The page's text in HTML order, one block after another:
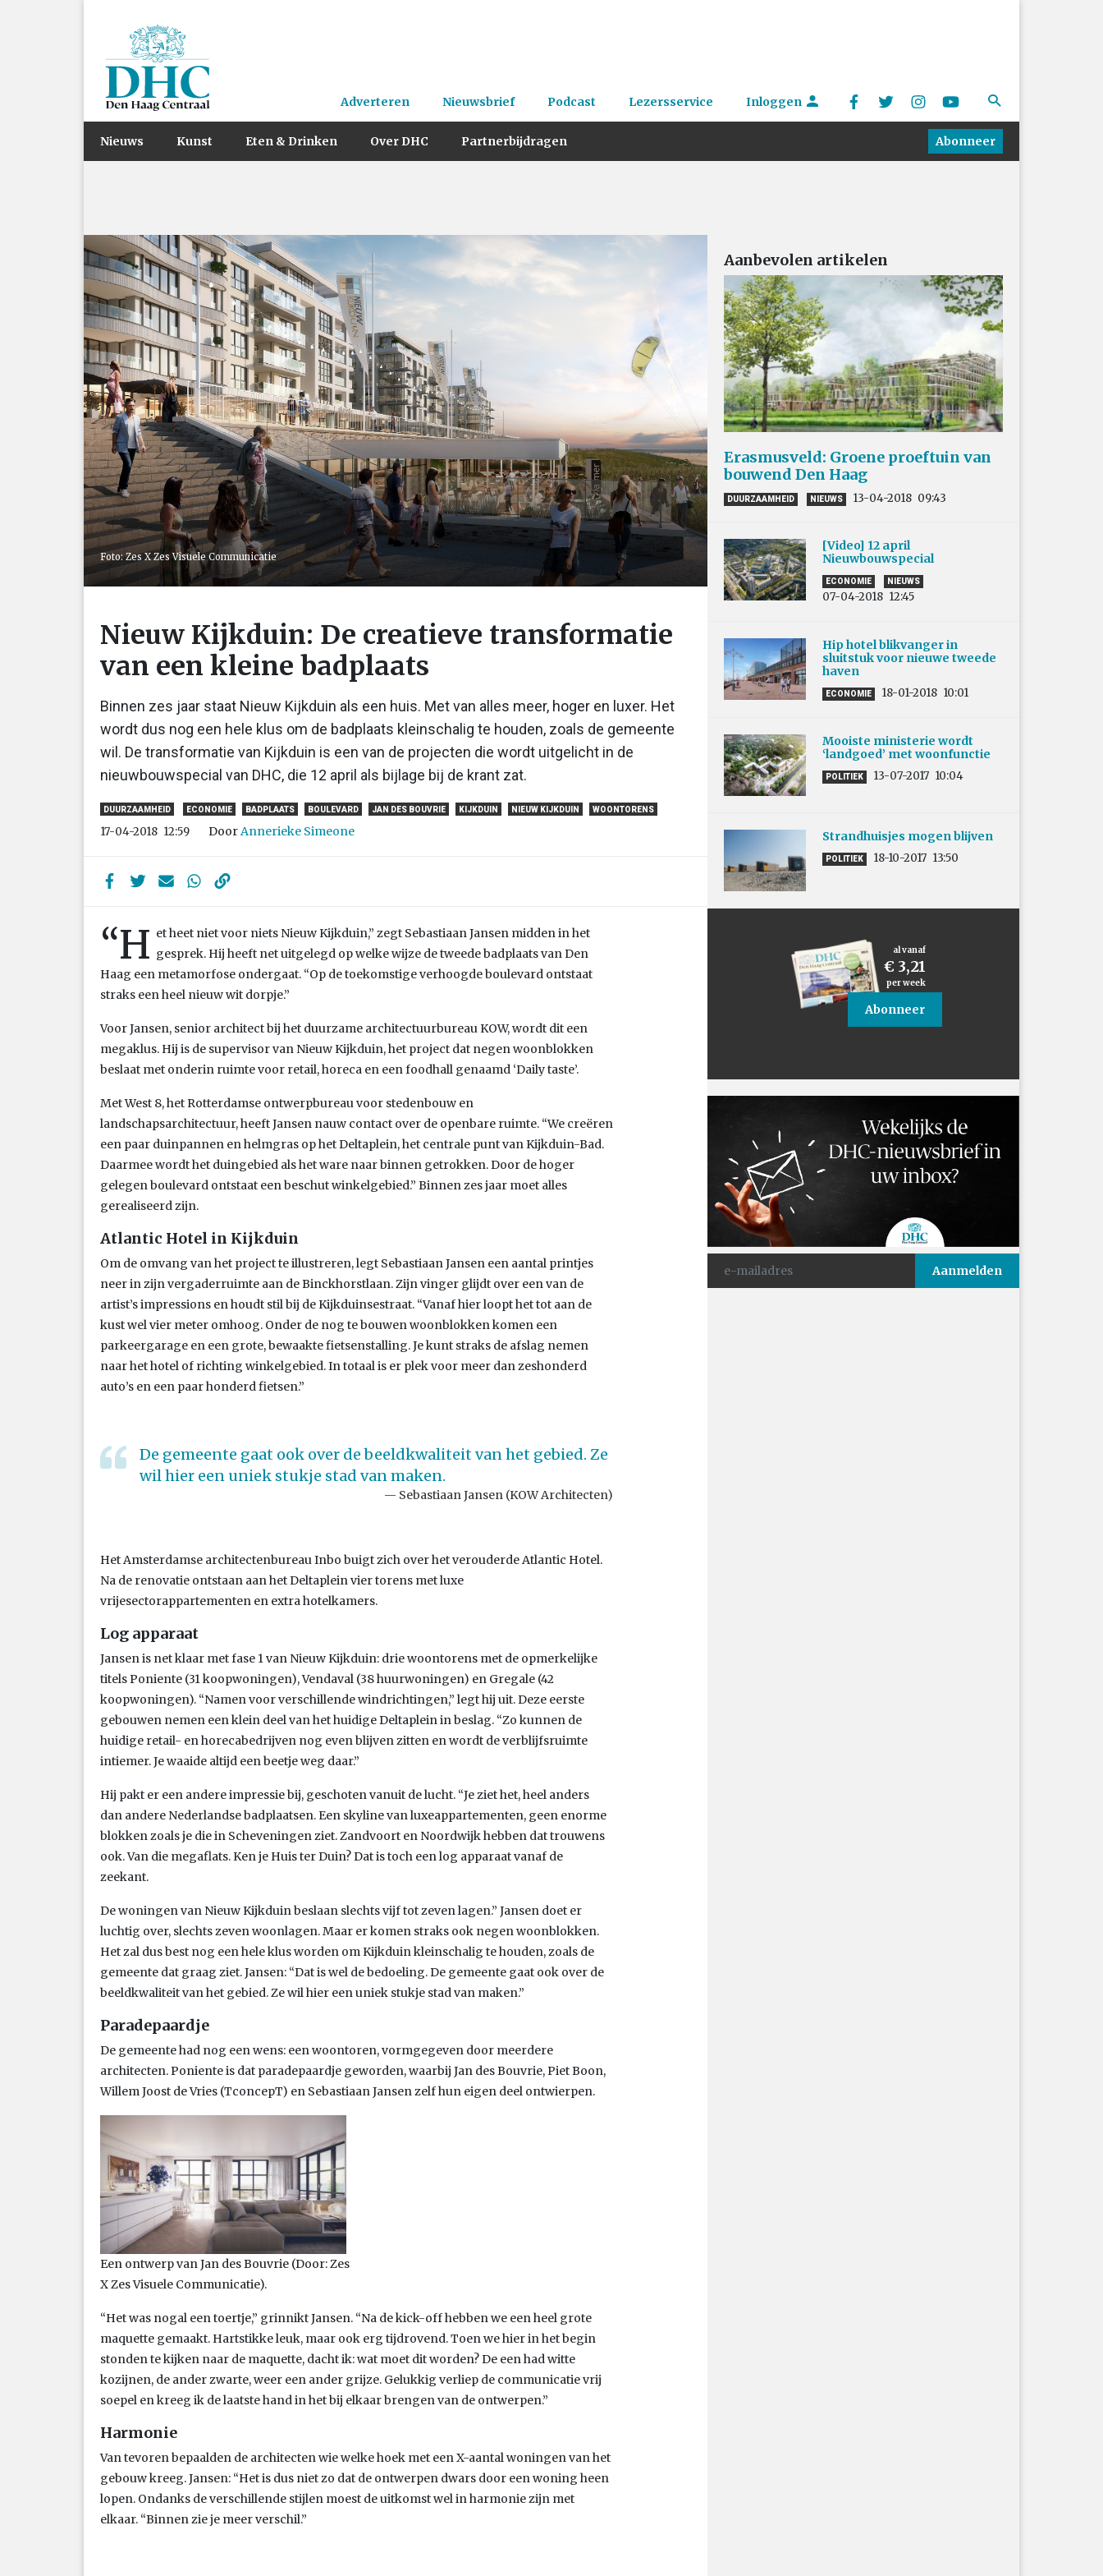
Adverteren Nieuwsbrief Podcast Lezersservice Inloggen
Nieuws Kunst Eten & Drinken Over DHC Partnerbijdragen Abonneer
Foto: Zes X Zes Visuele Communicatie
Nieuw Kijkduin: De creatieve transformatie
van een kleine badplaats
Binnen zes jaar staat Nieuw Kijkduin als een huis. Met van alles meer, hoger en luxer. Het
wordt dus nog een hele klus om de badplaats kleinschalig te houden, zoals de gemeente
wil. De transformatie van Kijkduin is een van de projecten die wordt uitgelicht in de
nieuwbouwspecial van DHC, die 12 april als bijlage bij de krant zat.
DUURZAAMHEID ECONOMIE BADPLAATS BOULEVARD JAN DES BOUVRIE KIJKDUIN NIEUW KIJKDUIN WOONTORENS
17-04-2018 12:59 Door Annerieke Simeone
“H et heet niet voor niets Nieuw Kijkduin,” zegt Sebastiaan Jansen midden in het
gesprek. Hij heeft net uitgelegd op welke wijze de tweede badplaats van Den
Haag een metamorfose ondergaat. “Op de toekomstige verhoogde boulevard ontstaat
straks een heel nieuw wit dorpje.”
Voor Jansen, senior architect bij het duurzame architectuurbureau KOW, wordt dit een
megaklus. Hij is de supervisor van Nieuw Kijkduin, het project dat negen woonblokken
beslaat met onderin ruimte voor retail, horeca en een foodhall genaamd ‘Daily taste’.
Met West 8, het Rotterdamse ontwerpbureau voor stedenbouw en
landschapsarchitectuur, heeft Jansen nauw contact over de openbare ruimte. “We creëren
een paar duinpannen en helmgras op het Deltaplein, het centrale punt van Kijkduin-Bad.
Daarmee wordt het duingebied als het ware naar binnen getrokken. Door de hoger
gelegen boulevard ontstaat een beschut winkelgebied.” Binnen zes jaar moet alles
gerealiseerd zijn.
Atlantic Hotel in Kijkduin
Om de omvang van het project te illustreren, legt Sebastiaan Jansen een aantal printjes
neer in zijn vergaderruimte aan de Binckhorstlaan. Zijn vinger glijdt over een van de
artist’s impressions en houdt stil bij de Kijkduinsestraat. “Vanaf hier loopt het tot aan de
kust wel vier meter omhoog. Onder de nog te bouwen woonblokken komen een
parkeergarage en een grote, bewaakte fietsenstalling. Je kunt straks de afslag nemen
naar het hotel of richting winkelgebied. In totaal is er plek voor meer dan zeshonderd
auto’s en een paar honderd fietsen.”
De gemeente gaat ook over de beeldkwaliteit van het gebied. Ze
wil hier een uniek stukje stad van maken.
Sebastiaan Jansen (KOW Architecten)
Het Amsterdamse architectenbureau Inbo buigt zich over het verouderde Atlantic Hotel.
Na de renovatie ontstaan aan het Deltaplein vier torens met luxe
vrijesectorappartementen en extra hotelkamers.
Log apparaat
Jansen is net klaar met fase 1 van Nieuw Kijkduin: drie woontorens met de opmerkelijke
titels Poniente (31 koopwoningen), Vendaval (38 huurwoningen) en Gregale (42
koopwoningen). “Namen voor verschillende windrichtingen,” legt hij uit. Deze eerste
gebouwen nemen een klein deel van het huidige Deltaplein in beslag. “Zo kunnen de
huidige retail- en horecabedrijven nog even blijven zitten en wordt de verblijfsruimte
intiemer. Je waaide altijd een beetje weg daar.”
Hij pakt er een andere impressie bij, geschoten vanuit de lucht. “Je ziet het, heel anders
dan andere Nederlandse badplaatsen. Een skyline van luxeappartementen, geen enorme
blokken zoals je die in Scheveningen ziet. Zandvoort en Noordwijk hebben dat trouwens
ook. Van die megaflats. Ken je Huis ter Duin? Dat is toch een log apparaat vanaf de
zeekant.
De woningen van Nieuw Kijkduin beslaan slechts vijf tot zeven lagen.” Jansen doet er
luchtig over, slechts zeven woonlagen. Maar er komen straks ook negen woonblokken.
Het zal dus best nog een hele klus worden om Kijkduin kleinschalig te houden, zoals de
gemeente dat graag ziet. Jansen: “Dat is wel de bedoeling. De gemeente gaat ook over de
beeldkwaliteit van het gebied. Ze wil hier een uniek stukje stad van maken.”
Paradepaardje
De gemeente had nog een wens: een woontoren, vormgegeven door meerdere
architecten. Poniente is dat paradepaardje geworden, waarbij Jan des Bouvrie, Piet Boon,
Willem Joost de Vries (TconcepT) en Sebastiaan Jansen zelf hun eigen deel ontwierpen.
Een ontwerp van Jan des Bouvrie (Door: Zes
X Zes Visuele Communicatie).
“Het was nogal een toertje,” grinnikt Jansen. “Na de kick-off hebben we een heel grote
maquette gemaakt. Hartstikke leuk, maar ook erg tijdrovend. Toen we hier in het begin
stonden te kijken naar de maquette, dacht ik: wat moet dit worden? De een had witte
kozijnen, de ander zwarte, weer een ander grijze. Gelukkig verliep de communicatie vrij
soepel en kreeg ik de laatste hand in het bij elkaar brengen van de ontwerpen.”
Harmonie
Van tevoren bepaalden de architecten wie welke hoek met een X-aantal woningen van het
gebouw kreeg. Jansen: “Het is dus niet zo dat de ontwerpen dwars door een woning heen
lopen. Ondanks de verschillende stijlen moest de uitkomst wel in harmonie zijn met
elkaar. “Binnen zie je meer verschil.”
Aanbevolen artikelen
Erasmusveld: Groene proeftuin van
bouwend Den Haag
DUURZAAMHEID NIEUWS 13-04-2018 09:43
[Video] 12 april
Nieuwbouwspecial
ECONOMIE NIEUWS
07-04-2018 12:45
Hip hotel blikvanger in
sluitstuk voor nieuwe tweede
haven
ECONOMIE 18-01-2018 10:01
Mooiste ministerie wordt
‘landgoed’ met woonfunctie
POLITIEK 13-07-2017 10:04
Strandhuisjes mogen blijven
POLITIEK 18-10-2017 13:50
al vanaf
€ 3,21
per week
Abonneer